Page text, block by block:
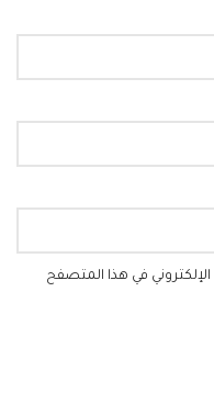
في هذا المتصفح